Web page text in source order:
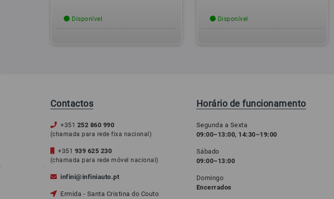
Disponível Disponível
Contactos
+351 252 860 990
(chamada para rede fixa nacional)
+351 939 625 230
(chamada para rede móvel nacional)
infini@infiniauto.pt
Ermida - Santa Cristina do Couto
Horário de funcionamento
Segunda a Sexta
09:00–13:00, 14:30–19:00
Sábado
09:00–13:00
Domingo
Encerrados